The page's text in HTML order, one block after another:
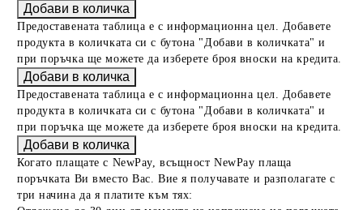
Предоставената таблица е с информационна цел. Добавете
продукта в количката си с бутона "Добави в количката" и
при поръчка ще можете да изберете броя вноски на кредита.
Предоставената таблица е с информационна цел. Добавете
продукта в количката си с бутона "Добави в количката" и
при поръчка ще можете да изберете броя вноски на кредита.
Когато плащате с NewPay, всъщност NewPay плаща
поръчката Ви вместо Вас. Вие я получавате и разполагате с
три начина да я платите към тях: